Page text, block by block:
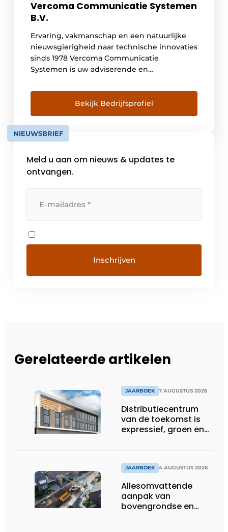
Vercoma Communicatie Systemen
B.V.
Ervaring, vakmanschap en een natuurlijke
nieuwsgierigheid naar technische innovaties
sinds 1978 Vercoma Communicatie
Systemen is uw adviserende en
uitvoering van uw deurcommunicatie,
toegangscontrole of CCTV project. Grote of
complexe projecten? Renovatie of
transformatie? Voor Vercoma is elke
installatie maatwerk. Doorvragen en
oriënterende gesprek tot en […]
Bekijk Bedrijfsprofiel
NIEUWSBRIEF
Meld u aan om nieuws & updates te
ontvangen.
Gerelateerde artikelen
JAARBOEK 7 AUGUSTUS 2026
Distributiecentrum
van de toekomst is
expressief, groen en
JAARBOEK 4 AUGUSTUS 2026
Allesomvattende
aanpak van
bovengrondse en